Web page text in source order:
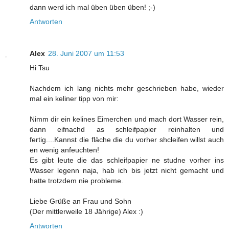
dann werd ich mal üben üben üben! ;-)
Antworten
Alex 28. Juni 2007 um 11:53
Hi Tsu
Nachdem ich lang nichts mehr geschrieben habe, wieder
mal ein keliner tipp von mir:
Nimm dir ein kelines Eimerchen und mach dort Wasser rein,
dann eifnachd as schleifpapier reinhalten und
fertig....Kannst die fläche die du vorher shcleifen willst auch
en wenig anfeuchten!
Es gibt leute die das schleifpapier ne studne vorher ins
Wasser legenn naja, hab ich bis jetzt nicht gemacht und
hatte trotzdem nie probleme.
Liebe Grüße an Frau und Sohn
(Der mittlerweile 18 Jährige) Alex :)
Antworten